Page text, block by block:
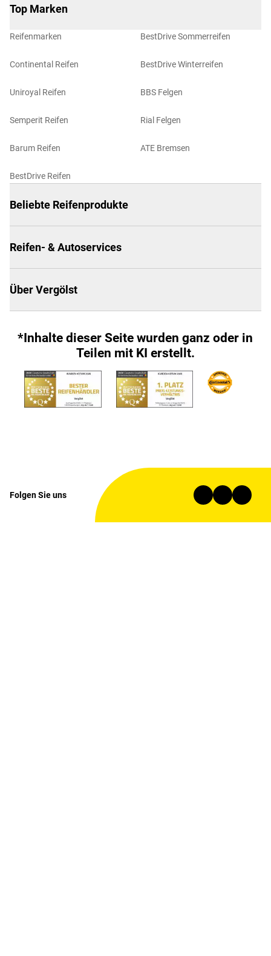
Top Marken
Reifenmarken
Continental Reifen
Uniroyal Reifen
Semperit Reifen
Barum Reifen
BestDrive Reifen
BestDrive Sommerreifen
BestDrive Winterreifen
BBS Felgen
Rial Felgen
ATE Bremsen
Beliebte Reifenprodukte
Reifen- & Autoservices
Über Vergölst
*Inhalte dieser Seite wurden ganz oder in
Teilen mit KI erstellt.
Folgen Sie uns